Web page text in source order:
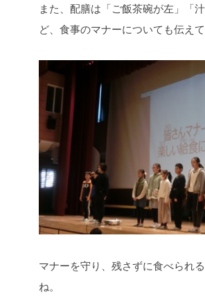
また、配膳は「ご飯茶碗が左」「
ど、食事のマナーについても伝えて
マナーを守り、残さずに食べられ
ね。